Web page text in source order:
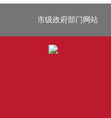
市级政府部门网站